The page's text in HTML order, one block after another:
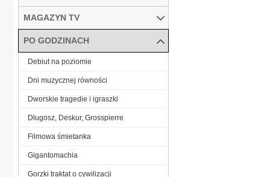
MAGAZYN TV
PO GODZINACH
Debiut na poziomie
Dni muzycznej równości
Dworskie tragedie i igraszki
Długosz, Deskur, Grosspierre
Filmowa śmietanka
Gigantomachia
Gorzki traktat o cywilizacji